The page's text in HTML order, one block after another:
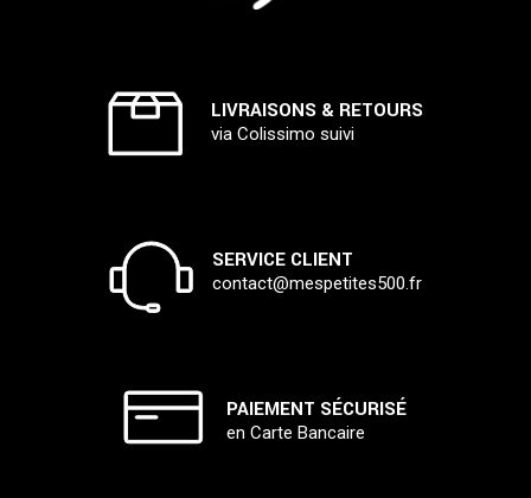
LIVRAISONS & RETOURS
via Colissimo suivi
SERVICE CLIENT
contact@mespetites500.fr
PAIEMENT SÉCURISÉ
en Carte Bancaire